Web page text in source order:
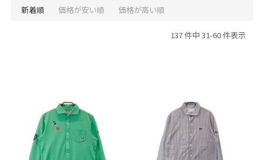
新着順 価格が安い順 価格が高い順
137 件中 31-60 件表示